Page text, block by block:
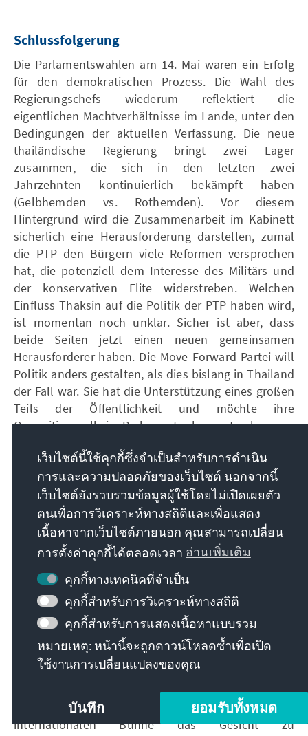
Schlussfolgerung
Die Parlamentswahlen am 14. Mai waren ein Erfolg
für den demokratischen Prozess. Die Wahl des
Regierungschefs wiederum reflektiert die
eigentlichen Machtverhältnisse im Lande, unter den
Bedingungen der aktuellen Verfassung. Die neue
thailändische Regierung bringt zwei Lager
zusammen, die sich in den letzten zwei
Jahrzehnten kontinuierlich bekämpft haben
(Gelbhemden vs. Rothemden). Vor diesem
Hintergrund wird die Zusammenarbeit im Kabinett
sicherlich eine Herausforderung darstellen, zumal
die PTP den Bürgern viele Reformen versprochen
hat, die potenziell dem Interesse des Militärs und
der konservativen Elite widerstreben. Welchen
Einfluss Thaksin auf die Politik der PTP haben wird,
ist momentan noch unklar. Sicher ist aber, dass
beide Seiten jetzt einen neuen gemeinsamen
Herausforderer haben. Die Move-Forward-Partei will
Politik anders gestalten, als dies bislang in Thailand
der Fall war. Sie hat die Unterstützung eines großen
Teils der Öffentlichkeit und möchte ihre
Oppositionsrolle im Parlament sehr ernst nehmen.
Wirtschaftsthemen sowie eine pragmatische,
handelsorientierte Haltung auf der internationalen
Ebene werden im Fokus der neuen Regierung
stehen. Wenn die PTP es schaffen sollte, die
Wirtschaft anzukurbeln und die Lebensstandards
der unteren Einkommensschichten zu verbessern,
könnten ihr die Wähler ihren „Verrat“ verzeihen.
Damit steht die Partei unter Druck, für ihre
Wählerschaft zu liefern. Die MFP wird das Handeln
der Exekutive genau beobachten und sich auf die
nächsten Wahlen vorbereiten, die spätestens in vier
Jahren stattfinden sollen – dieses Mal ohne
Beteiligung des Senats. Bis dahin bleibt in Thailand
vieles beim Alten: Die konservative Elite und das
Militär üben nach wie vor Kontrolle über die Politik
aus. Thailand ist demokratisch genug, um auf der
internationalen Bühne das Gesicht zu
เว็บไซต์นี้ใช้คุกกี้ซึ่งจำเป็นสำหรับการดำเนิน
การและความปลอดภัยของเว็บไซต์ นอกจากนี้
เว็บไซต์ยังรวบรวมข้อมูลผู้ใช้โดยไม่เปิดเผยตัว
ตนเพื่อการวิเคราะห์ทางสถิติและเพื่อแสดง
เนื้อหาจากเว็บไซต์ภายนอก คุณสามารถเปลี่ยน
การตั้งค่าคุกกี้ได้ตลอดเวลา อ่านเพิ่มเติม
คุกกี้ทางเทคนิคที่จำเป็น
คุกกี้สำหรับการวิเคราะห์ทางสถิติ
คุกกี้สำหรับการแสดงเนื้อหาแบบรวม
หมายเหตุ: หน้านี้จะถูกดาวน์โหลดซ้ำเพื่อเปิด
ใช้งานการเปลี่ยนแปลงของคุณ
บันทึก ยอมรับทั้งหมด